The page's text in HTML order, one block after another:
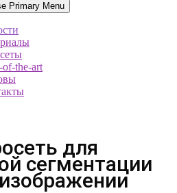
Primary Menu
of-the-art
для
сегментации